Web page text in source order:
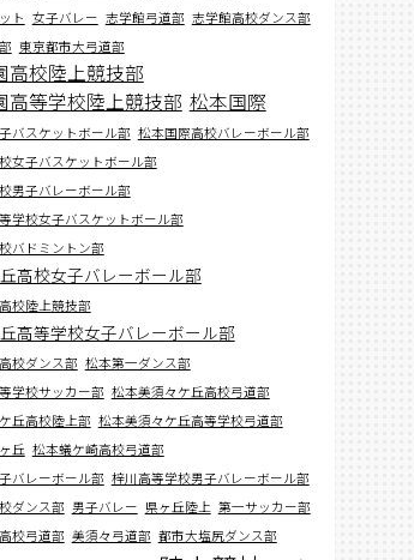
ト 女子バレー 志学館弓道部 志学館高校ダンス部
東京都市大弓道部
高校陸上競技部
高等学校陸上競技部 松本国際
バスケットボール部 松本国際高校バレーボール部
女子バスケットボール部
男子バレーボール部
学校女子バスケットボール部
バドミントン部
高校女子バレーボール部
校陸上競技部
高等学校女子バレーボール部
校ダンス部 松本第一ダンス部
学校サッカー部 松本美須々ケ丘高校弓道部
丘高校陸上部 松本美須々ケ丘高等学校弓道部
丘 松本蟻ケ崎高校弓道部
バレーボール部 梓川高等学校男子バレーボール部
ダンス部 男子バレー 県ヶ丘陸上 第一サッカー部
校弓道部 美須々弓道部 都市大塩尻ダンス部